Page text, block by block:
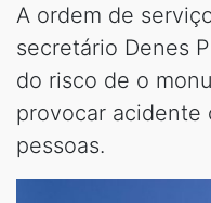
A ordem de
secretário Denes
do risco de o
provocar acidente
pessoas.